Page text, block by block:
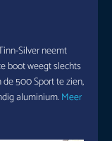
Silver neemt
boot weegt slechts
500 Sport te zien,
aluminium.Meer